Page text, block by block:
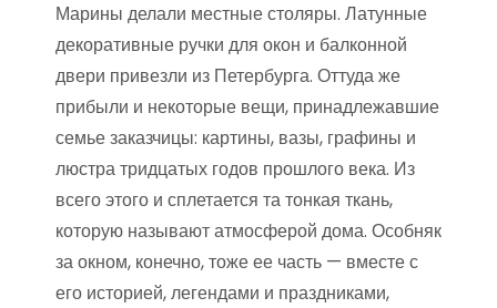
Марины делали местные столяры. Латунные
декоративные ручки для окон и балконной
двери привезли из Петербурга. Оттуда же
прибыли и некоторые вещи, принадлежавшие
семье заказчицы: картины, вазы, графины и
люстра тридцатых годов прошлого века. Из
всего этого и сплетается та тонкая ткань,
которую называют атмосферой дома. Особняк
за окном, конечно, тоже ее часть — вместе с
его историей, легендами и праздниками,